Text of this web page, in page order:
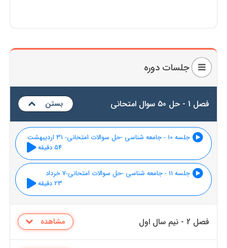
جلسات دوره
فصل 1 - حل 50 سوال امتحانی بستن
جلسه 10 - جامعه شناسی -حل سوالات امتحانی- 31 اردیبهشت
54 دقیقه
جلسه 11 - جامعه شناسی -حل سوالات امتحانی-7 خرداد
23 دقیقه
فصل 2 - نیم سال اول مشاهده